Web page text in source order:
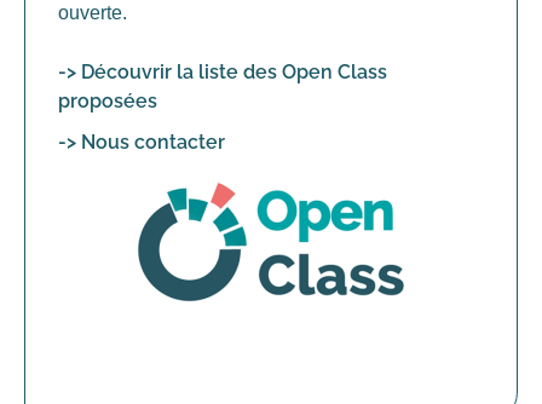
ouverte.
-> Découvrir la liste des Open Class
proposées
-> Nous contacter